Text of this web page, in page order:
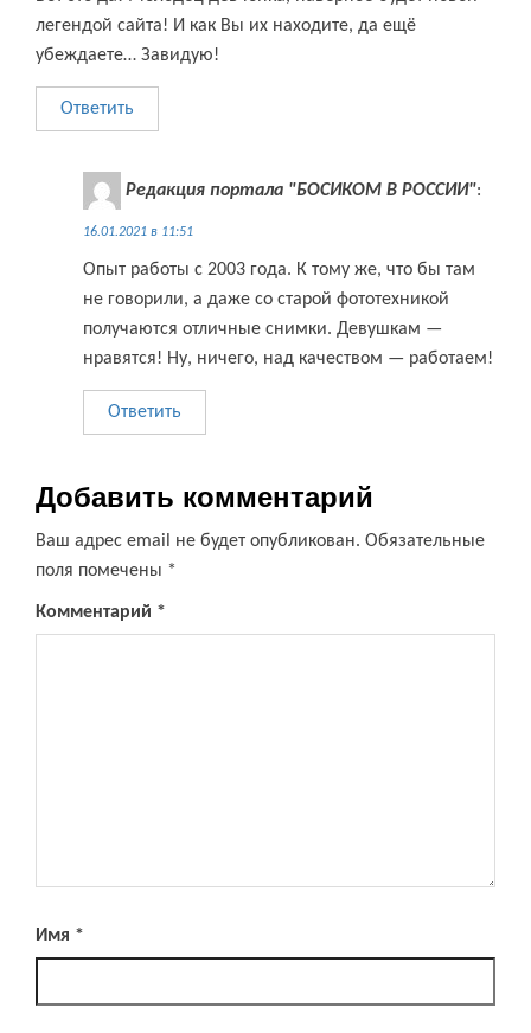
легендой сайта! И как Вы их находите, да ещё
убеждаете… Завидую!
Ответить
Редакция портала "БОСИКОМ В РОССИИ":
16.01.2021 в 11:51
Опыт работы с 2003 года. К тому же, что бы там
не говорили, а даже со старой фототехникой
получаются отличные снимки. Девушкам —
нравятся! Ну, ничего, над качеством — работаем!
Ответить
Добавить комментарий
Ваш адрес email не будет опубликован. Обязательные
поля помечены *
Комментарий *
Имя *